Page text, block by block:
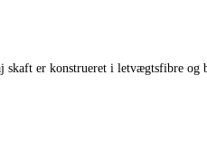
skaft er konstrueret i letvægtsfibre og